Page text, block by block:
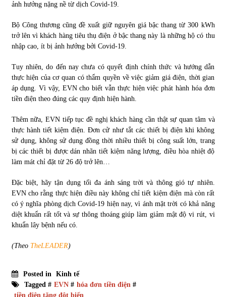
ảnh hưởng nặng nề từ dịch Covid-19.
Bộ Công thương cũng đề xuất giữ nguyên giá bậc thang từ 300 kWh
trở lên vì khách hàng tiêu thụ điện ở bậc thang này là những hộ có thu
nhập cao, ít bị ảnh hưởng bởi Covid-19.
Tuy nhiên, do đến nay chưa có quyết định chính thức và hướng dẫn
thực hiện của cơ quan có thẩm quyền về việc giảm giá điện, thời gian
áp dụng. Vì vậy, EVN cho biết vẫn thực hiện việc phát hành hóa đơn
tiền điện theo đúng các quy định hiện hành.
Thêm nữa, EVN tiếp tục đề nghị khách hàng cần thật sự quan tâm và
thực hành tiết kiệm điện. Đơn cử như tắt các thiết bị điện khi không
sử dụng, không sử dụng đồng thời nhiều thiết bị công suất lớn, trang
bị các thiết bị được dán nhãn tiết kiệm năng lượng, điều hòa nhiệt độ
làm mát chỉ đặt từ 26 độ trở lên…
Đặc biệt, hãy tận dụng tối đa ánh sáng trời và thông gió tự nhiên.
EVN cho rằng thực hiện điều này không chỉ tiết kiệm điện mà còn rất
có ý nghĩa phòng dịch Covid-19 hiện nay, vì ánh mặt trời có khả năng
diệt khuẩn rất tốt và sự thông thoáng giúp làm giảm mật độ vi rút, vi
khuẩn lây bệnh nếu có.
(Theo TheLEADER)
Posted in Kinh tế
Tagged # EVN# hóa đơn tiền điện#
tiền điện tăng đột biến